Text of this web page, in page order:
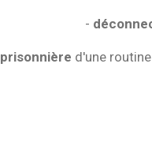
-
prisonnière d'une